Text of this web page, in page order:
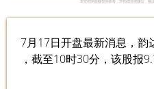
7月17日开盘最新消息，韵
，截至10时30分，该股报